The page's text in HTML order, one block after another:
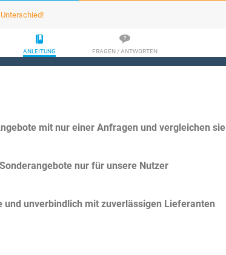
ANLEITUNG FRAGEN / ANTWORTEN
mit nur einer Anfragen und vergleichen sie
nur für unsere Nutzer
und unverbindlich mit zuverlässigen Lieferanten